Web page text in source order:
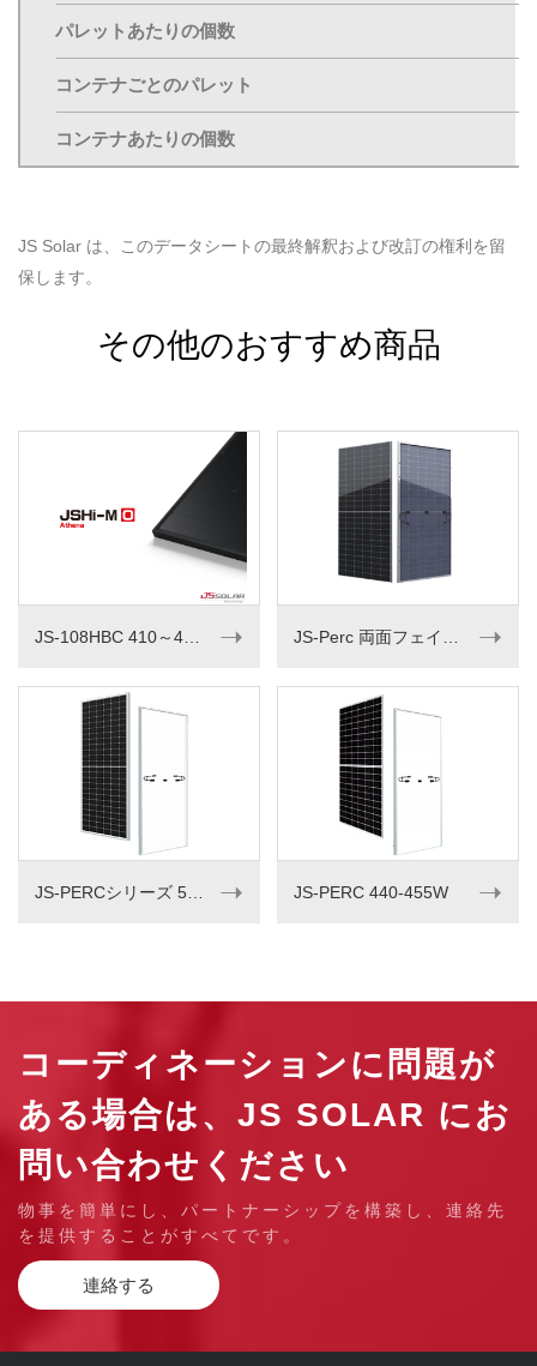
パレットあたりの個数
コンテナごとのパレット
コンテナあたりの個数
JS Solar は、このデータシートの最終解釈および改訂の権利を留
保します。
その他のおすすめ商品
➝ ➝
JS-PERCシリーズ 540-555W ➝ JS-PERC 440-455W ➝
コーディネーションに問題が
ある場合は、JS SOLAR にお
問い合わせください
物事を簡単にし、パートナーシップを構築し、連絡先
を提供することがすべてです。
連絡する